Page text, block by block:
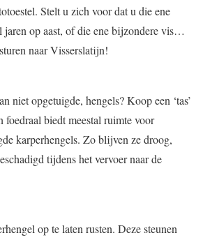
Stelt u zich voor dat u die ene
jaren op aast, of die ene bijzondere vis…
naar Visserslatijn!
niet opgetuigde, hengels? Koop een ‘tas’
foedraal biedt meestal ruimte voor
karperhengels. Zo blijven ze droog,
tijdens het vervoer naar de
op te laten rusten. Deze steunen